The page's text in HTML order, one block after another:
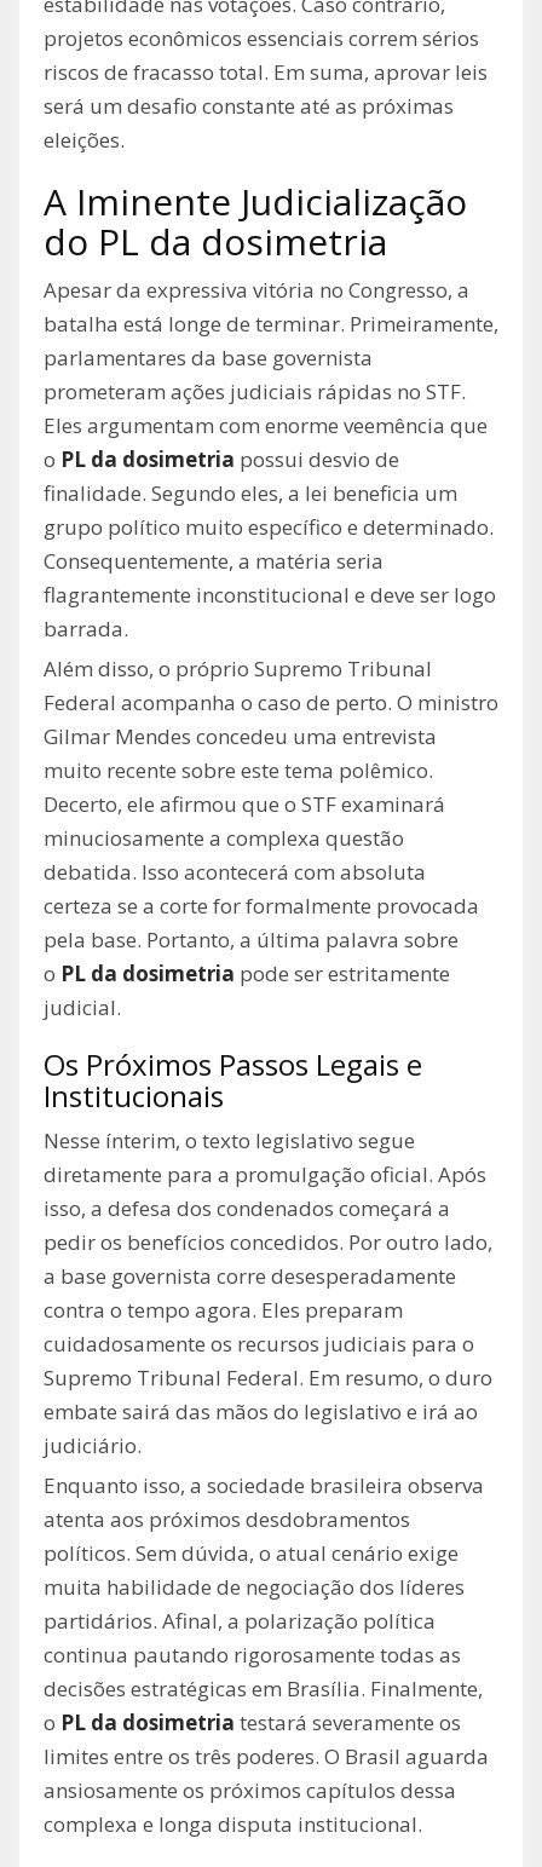
projetos econômicos essenciais correm sérios
riscos de fracasso total. Em suma, aprovar leis
será um desafio constante até as próximas
eleições.
A Iminente Judicialização
do PL da dosimetria
Apesar da expressiva vitória no Congresso, a
batalha está longe de terminar. Primeiramente,
parlamentares da base governista
prometeram ações judiciais rápidas no STF.
Eles argumentam com enorme veemência que
o PL da dosimetria possui desvio de
finalidade. Segundo eles, a lei beneficia um
grupo político muito específico e determinado.
Consequentemente, a matéria seria
flagrantemente inconstitucional e deve ser logo
barrada.
Além disso, o próprio Supremo Tribunal
Federal acompanha o caso de perto. O ministro
Gilmar Mendes concedeu uma entrevista
muito recente sobre este tema polêmico.
Decerto, ele afirmou que o STF examinará
minuciosamente a complexa questão
debatida. Isso acontecerá com absoluta
certeza se a corte for formalmente provocada
pela base. Portanto, a última palavra sobre
o PL da dosimetria pode ser estritamente
judicial.
Os Próximos Passos Legais e
Institucionais
Nesse ínterim, o texto legislativo segue
diretamente para a promulgação oficial. Após
isso, a defesa dos condenados começará a
pedir os benefícios concedidos. Por outro lado,
a base governista corre desesperadamente
contra o tempo agora. Eles preparam
cuidadosamente os recursos judiciais para o
Supremo Tribunal Federal. Em resumo, o duro
embate sairá das mãos do legislativo e irá ao
judiciário.
Enquanto isso, a sociedade brasileira observa
atenta aos próximos desdobramentos
políticos. Sem dúvida, o atual cenário exige
muita habilidade de negociação dos líderes
partidários. Afinal, a polarização política
continua pautando rigorosamente todas as
decisões estratégicas em Brasília. Finalmente,
o PL da dosimetria testará severamente os
limites entre os três poderes. O Brasil aguarda
ansiosamente os próximos capítulos dessa
complexa e longa disputa institucional.